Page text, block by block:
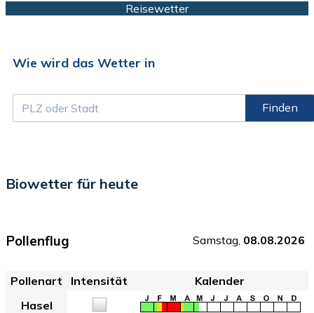
Reisewetter
Wie wird das Wetter in
Finden
Biowetter für heute
Pollenflug Samstag, 08.08.2026
Pollenart Intensität
Kalender
Hasel